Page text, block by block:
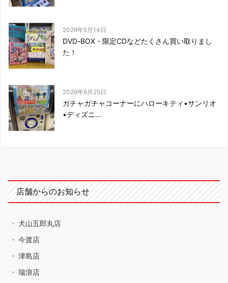
2026年5月14日
DVD-BOX・限定CDなどたくさん買い取りまし
た！
2026年6月25日
ガチャガチャコーナーにハローキティ•サンリオ
•ディズニ...
店舗からのお知らせ
犬山五郎丸店
今渡店
津島店
瑞浪店